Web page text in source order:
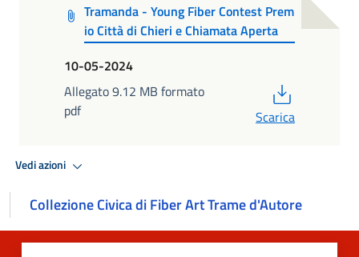
Tramanda - Young Fiber Contest Prem
io Città di Chieri e Chiamata Aperta
10-05-2024
Allegato 9.12 MB formato
pdf
Scarica
Vedi azioni
Collezione Civica di Fiber Art Trame d'Autore